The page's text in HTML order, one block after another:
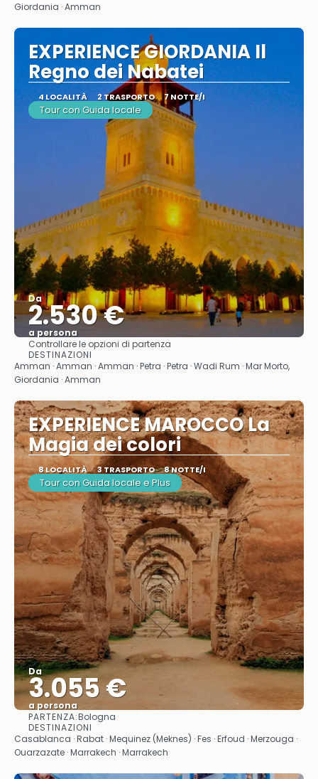
Giordania · Amman
EXPERIENCE GIORDANIA Il
Regno dei Nabatei
4 LOCALITÀ 2 TRASPORTO 7 NOTTE/I
Tour con Guida locale
Da
2.530 €
a persona
Vedere
Controllare le opzioni di partenza
DESTINAZIONI
Amman · Amman · Amman · Petra · Petra · Wadi Rum · Mar Morto,
Giordania · Amman
EXPERIENCE MAROCCO La
Magia dei colori
8 LOCALITÀ 3 TRASPORTO 8 NOTTE/I
Tour con Guida locale e Plus
Da
3.055 €
a persona
PARTENZA:Bologna
DESTINAZIONI
Casablanca · Rabat · Mequinez (Meknes) · Fes · Erfoud · Merzouga ·
Ouarzazate · Marrakech · Marrakech